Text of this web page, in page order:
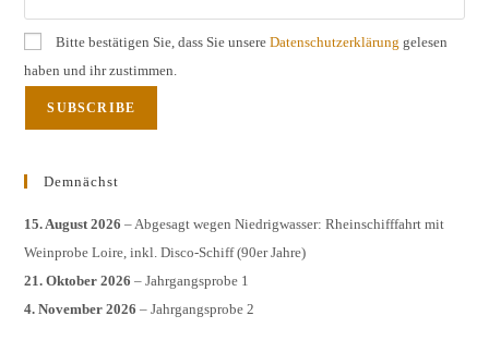
Bitte bestätigen Sie, dass Sie unsereDatenschutzerklärung gelesen
haben und ihr zustimmen.
Demnächst
15. August 2026 – Abgesagt wegen Niedrigwasser: Rheinschifffahrt mit
Weinprobe Loire, inkl. Disco-Schiff (90er Jahre)
21. Oktober 2026 – Jahrgangsprobe 1
4. November 2026 – Jahrgangsprobe 2